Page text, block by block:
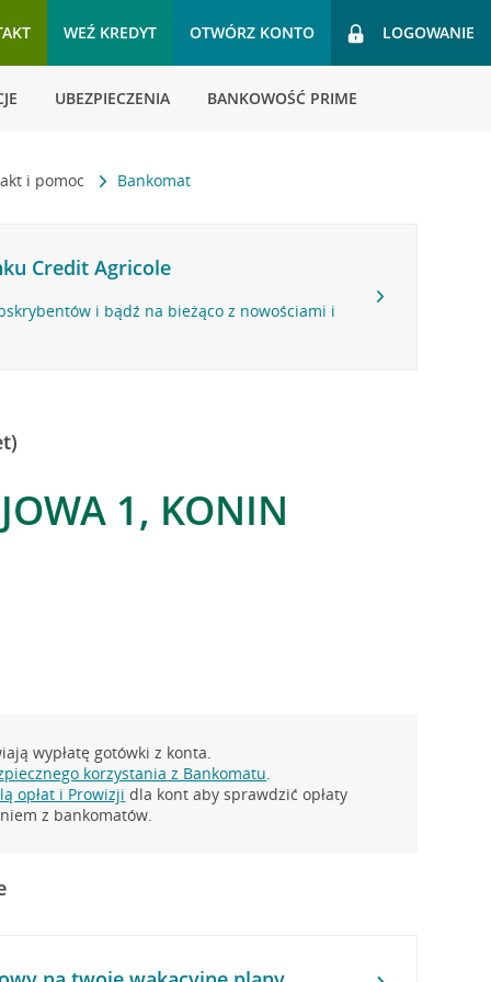
WEŹ KREDYT OTWÓRZ KONTO LOGOWANIE
UBEZPIECZENIA BANKOWOŚĆ PRIME
i pomoc Bankomat
Credit Agricole
i bądź na bieżąco z nowościami i
1, KONIN
wypłatę gotówki z konta.
korzystania z Bankomatu.
opłat i Prowizji dla kont aby sprawdzić opłaty
z bankomatów.